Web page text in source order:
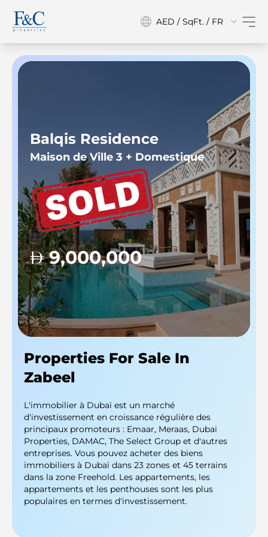
AED / SqFt. / FR
Properties For Sale In
Zabeel
L'immobilier à Dubaï est un marché
d'investissement en croissance régulière des
principaux promoteurs : Emaar, Meraas, Dubai
Properties, DAMAC, The Select Group et d'autres
entreprises. Vous pouvez acheter des biens
immobiliers à Dubaï dans 23 zones et 45 terrains
dans la zone Freehold. Les appartements, les
appartements et les penthouses sont les plus
populaires en termes d'investissement.
Balqis Residence
Maison de Ville 3 + Domestique
9,000,000